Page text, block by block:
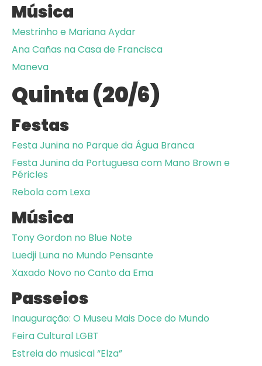
Música
Mestrinho e Mariana Aydar
Ana Cañas na Casa de Francisca
Maneva
Quinta (20/6)
Festas
Festa Junina no Parque da Água Branca
Festa Junina da Portuguesa com Mano Brown e
Péricles
Rebola com Lexa
Música
Tony Gordon no Blue Note
Luedji Luna no Mundo Pensante
Xaxado Novo no Canto da Ema
Passeios
Inauguração: O Museu Mais Doce do Mundo
Feira Cultural LGBT
Estreia do musical “Elza”